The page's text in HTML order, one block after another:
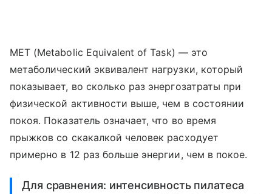
MET (Metabolic Equivalent of Task) — это
метаболический эквивалент нагрузки, который
показывает, во сколько раз энергозатраты при
физической активности выше, чем в состоянии
покоя. Показатель означает, что во время
прыжков со скакалкой человек расходует
примерно в 12 раз больше энергии, чем в покое.
Для сравнения: интенсивность пилатеса